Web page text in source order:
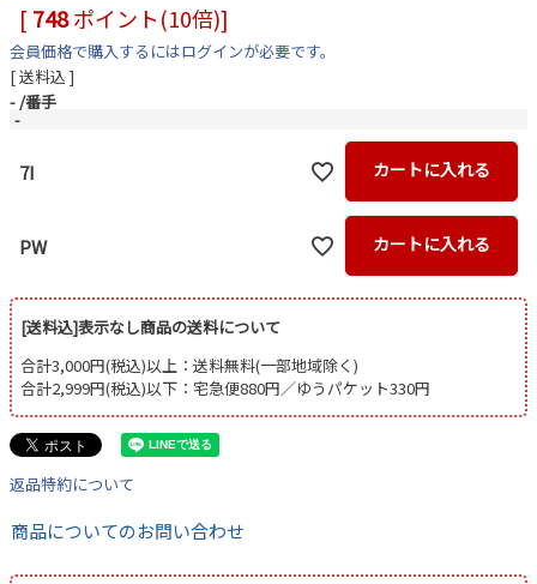
[ 748ポイント(10倍)]
会員価格で購入するにはログインが必要です。
送料込
- 番手
-
7I カートに入れる
PW カートに入れる
[送料込]表示なし商品の送料について
合計3,000円(税込)以上：送料無料(一部地域除く)
合計2,999円(税込)以下：宅急便880円／ゆうパケット330円
返品特約について
商品についてのお問い合わせ